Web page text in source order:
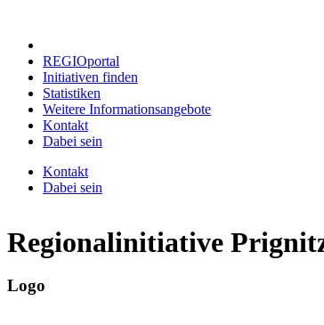
REGIOportal
Initiativen finden
Statistiken
Weitere Informationsangebote
Kontakt
Dabei sein
Kontakt
Dabei sein
Regionalinitiative
Logo